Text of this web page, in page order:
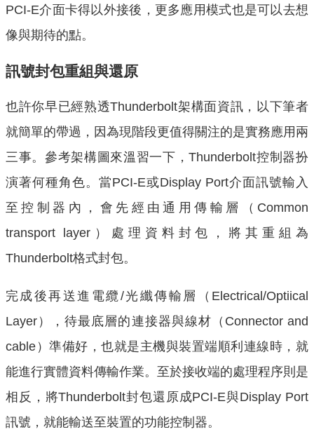
PCI-E介面卡得以外接後，更多應用模式也是可以去想
像與期待的點。
訊號封包重組與還原
也許你早已經熟透Thunderbolt架構面資訊，以下筆者
就簡單的帶過，因為現階段更值得關注的是實務應用兩
三事。參考架構圖來溫習一下，Thunderbolt控制器扮
演著何種角色。當PCI-E或Display Port介面訊號輸入
至控制器內，會先經由通用傳輸層（Common
transport layer）處理資料封包，將其重組為
Thunderbolt格式封包。
完成後再送進電纜/光纖傳輸層（Electrical/Optiical
Layer），待最底層的連接器與線材（Connector and
cable）準備好，也就是主機與裝置端順利連線時，就
能進行實體資料傳輸作業。至於接收端的處理程序則是
相反，將Thunderbolt封包還原成PCI-E與Display Port
訊號，就能輸送至裝置的功能控制器。